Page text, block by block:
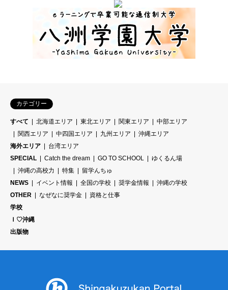
カテゴリー
すべて 北海道エリア 東北エリア 関東エリア
中部エリア
関西エリア
中四国エリア 九州エリア
沖縄エリア
海外エリア
台湾エリア
SPECIAL
Catch the dream GO TO SCHOOL
ゆくるん場
沖縄の高校力
特集
留学んちゅ
NEWS
イベント情報 全国の学校 奨学金情報
沖縄の学校
OTHER
なぜなに奨学金
資格と仕事
学校
Ｉ♡沖縄
出版物